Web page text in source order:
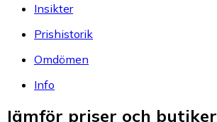
Insikter
Prishistorik
Omdömen
Info
Jämför priser och butiker